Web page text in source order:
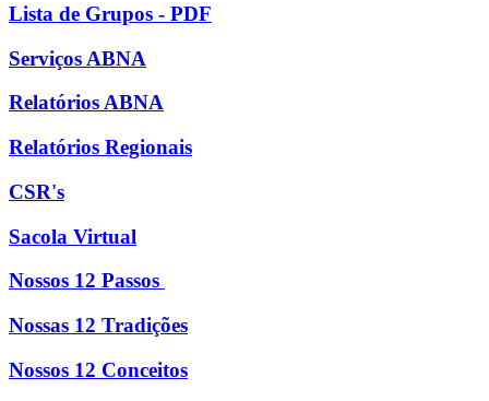
Lista de Grupos - PDF
Serviços ABNA
Relatórios ABNA
Relatórios Regionais
CSR's
Sacola Virtual
Nossos 12 Passos
Nossas 12 Tradições
Nossos 12 Conceitos